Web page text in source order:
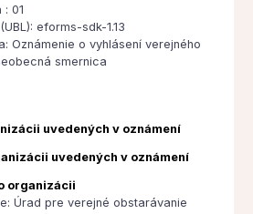
: 01
eforms-sdk-1.13
Oznámenie o vyhlásení verejného
smernica
uvedených v oznámení
uvedených v oznámení
organizácii
Úrad pre verejné obstarávanie